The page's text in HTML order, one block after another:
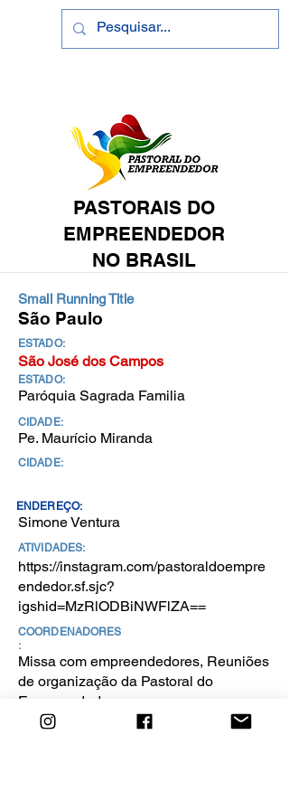
PASTORAIS DO
EMPREENDEDOR
NO BRASIL
Small Running Title
São Paulo
ESTADO:
São José dos Campos
ESTADO:
Paróquia Sagrada Familia
CIDADE:
Pe. Maurício Miranda
CIDADE:
ENDEREÇO:
Simone Ventura
ATIVIDADES:
https://instagram.com/pastoraldoempre
endedor.sf.sjc?
igshid=MzRlODBiNWFlZA==
COORDENADORES
:
Missa com empreendedores, Reuniões
de organização da Pastoral do
Empreendedor
SITE / REDE